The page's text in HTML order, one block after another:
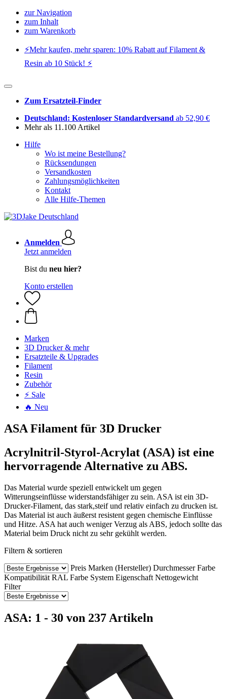
zur Navigation
zum Inhalt
zum Warenkorb
⚡️Mehr kaufen, mehr sparen: 10% Rabatt auf Filament &
Resin ab 10 Stück! ⚡️
Zum Ersatzteil-Finder
Deutschland: Kostenloser Standardversand ab 52,90 €
Mehr als 11.100 Artikel
Hilfe
Wo ist meine Bestellung?
Rücksendungen
Versandkosten
Zahlungsmöglichkeiten
Kontakt
Alle Hilfe-Themen
Anmelden
Jetzt anmelden
Bist du neu hier?
Konto erstellen
Marken
3D Drucker & mehr
Ersatzteile & Upgrades
Filament
Resin
Zubehör
⚡ Sale
🔥 Neu
ASA Filament für 3D Drucker
Acrylnitril-Styrol-Acrylat (ASA) ist eine
hervorragende Alternative zu ABS.
Das Material wurde speziell entwickelt um gegen
Witterungseinflüsse widerstandsfähiger zu sein. ASA ist ein 3D-
Drucker-Filament, das stark,steif und relativ einfach zu drucken ist.
Das Material ist auch äußerst resistent gegen chemische Einflüsse
und Hitze. ASA hat auch weniger Verzug als ABS, jedoch sollte das
Material beim Druck nicht zu sehr gekühlt werden.
Filtern & sortieren
Preis Marken (Hersteller) Durchmesser Farbe
Kompatibilität RAL Farbe System Eigenschaft Nettogewicht
Filter
ASA: 1 - 30 von 237 Artikeln